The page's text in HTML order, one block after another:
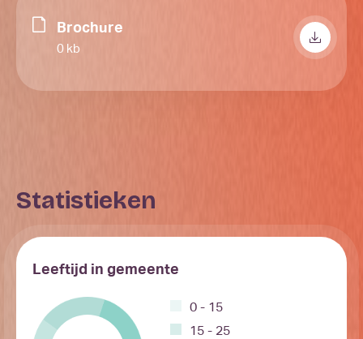
Brochure
0 kb
Statistieken
Leeftijd in gemeente
0 - 15
15 - 25